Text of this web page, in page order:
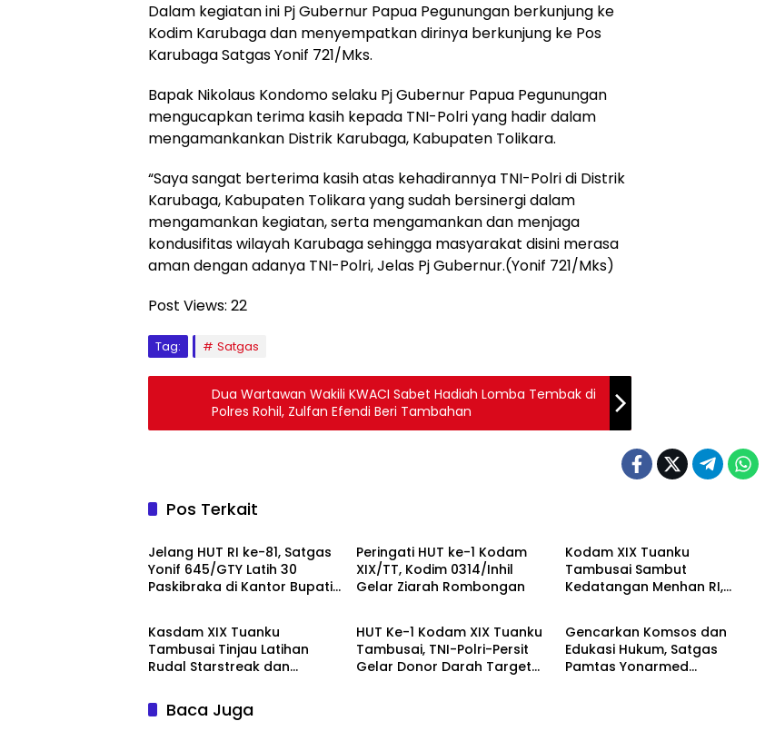
Dalam kegiatan ini Pj Gubernur Papua Pegunungan berkunjung ke
Kodim Karubaga dan menyempatkan dirinya berkunjung ke Pos
Karubaga Satgas Yonif 721/Mks.
Bapak Nikolaus Kondomo selaku Pj Gubernur Papua Pegunungan
mengucapkan terima kasih kepada TNI-Polri yang hadir dalam
mengamankankan Distrik Karubaga, Kabupaten Tolikara.
“Saya sangat berterima kasih atas kehadirannya TNI-Polri di Distrik
Karubaga, Kabupaten Tolikara yang sudah bersinergi dalam
mengamankan kegiatan, serta mengamankan dan menjaga
kondusifitas wilayah Karubaga sehingga masyarakat disini merasa
aman dengan adanya TNI-Polri, Jelas Pj Gubernur.(Yonif 721/Mks)
Post Views: 22
Tag: Satgas
Dua Wartawan Wakili KWACI Sabet Hadiah Lomba Tembak di
Polres Rohil, Zulfan Efendi Beri Tambahan
Pos Terkait
TNI
Jelang HUT RI ke-81, Satgas
Yonif 645/GTY Latih 30
Paskibraka di Kantor Bupati
Peringati HUT ke-1 Kodam
XIX/TT, Kodim 0314/Inhil
Gelar Ziarah Rombongan
Kodam XIX Tuanku
Tambusai Sambut
Kedatangan Menhan RI,
TNI
Kasdam XIX Tuanku
Tambusai Tinjau Latihan
Rudal Starstreak dan
TNI
HUT Ke-1 Kodam XIX Tuanku
Tambusai, TNI-Polri-Persit
Gelar Donor Darah Target
TNI
Gencarkan Komsos dan
Edukasi Hukum, Satgas
Pamtas Yonarmed
Baca Juga